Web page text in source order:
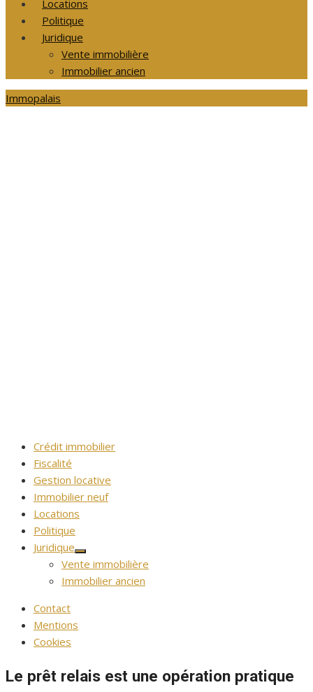
Locations
Politique
Juridique
Vente immobilière
Immobilier ancien
Immopalais
Crédit immobilier
Fiscalité
Gestion locative
Immobilier neuf
Locations
Politique
Juridique
Afficher
le
sous-
menu
Vente immobilière
Immobilier ancien
Contact
Mentions
Cookies
Le prêt relais est une opération pratique